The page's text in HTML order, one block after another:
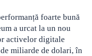
foarte bună
a urcat la un nou
activelor digitale
miliarde de dolari, în